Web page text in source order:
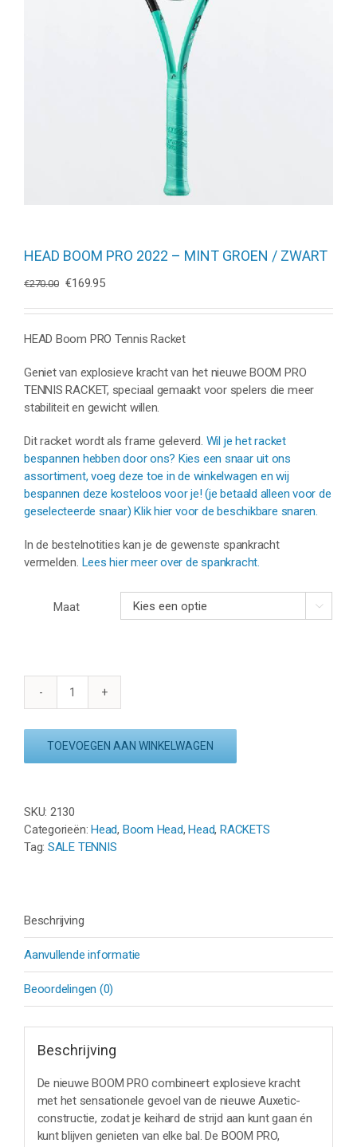
HEAD BOOM PRO 2022 – MINT GROEN / ZWART
€270.00 Oorspronkelijke
was:
€270.00.
€169.95Huidige
is:
€169.95.
HEAD Boom PRO Tennis Racket
Geniet van explosieve kracht van het nieuwe BOOM PRO
TENNIS RACKET, speciaal gemaakt voor spelers die meer
stabiliteit en gewicht willen.
Dit racket wordt als frame geleverd. Wil je het racket
bespannen hebben door ons? Kies een snaar uit ons
assortiment, voeg deze toe in de winkelwagen en wij
bespannen deze kosteloos voor je! (je betaald alleen voor de
geselecteerde snaar) Klik hier voor de beschikbare snaren.
In de bestelnotities kan je de gewenste spankracht
vermelden. Lees hier meer over de spankracht.
Maat 
HEAD
2022
GROEN
/
ZWART
TOEVOEGEN AAN WINKELWAGEN
SKU: 2130
Categorieën: Head, Boom Head, Head, RACKETS
Tag: SALE TENNIS
Beschrijving
Aanvullende informatie
Beoordelingen (0)
Beschrijving
De nieuwe BOOM PRO combineert explosieve kracht
met het sensationele gevoel van de nieuwe Auxetic-
constructie, zodat je keihard de strijd aan kunt gaan én
kunt blijven genieten van elke bal. De BOOM PRO,